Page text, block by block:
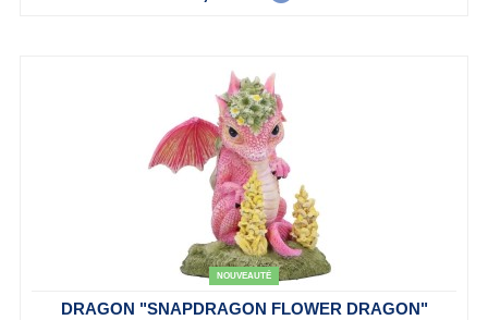
NOUVEAUTÉ
DRAGON "SNAPDRAGON FLOWER DRAGON"